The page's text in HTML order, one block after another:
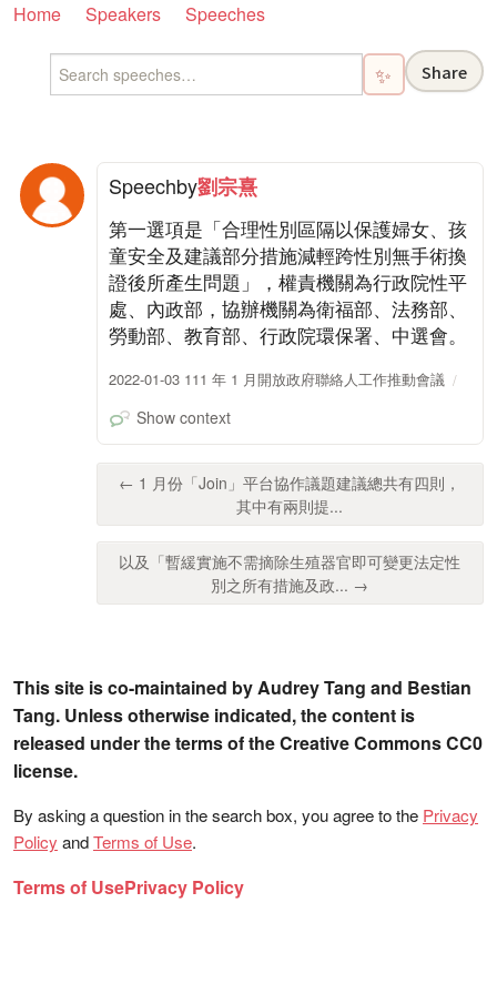
Home Speakers Speeches
✨ Share
Speechby劉宗熹
第一選項是「合理性別區隔以保護婦女、孩
童安全及建議部分措施減輕跨性別無手術換
證後所產生問題」，權責機關為行政院性平
處、內政部，協辦機關為衛福部、法務部、
勞動部、教育部、行政院環保署、中選會。
2022-01-03 111 年 1 月開放政府聯絡人工作推動會議
Show context
← 1 月份「Join」平台協作議題建議總共有四則，
其中有兩則提...
以及「暫緩實施不需摘除生殖器官即可變更法定性
別之所有措施及政... →
This site is co-maintained by Audrey Tang and Bestian
Tang. Unless otherwise indicated, the content is
released under the terms of the Creative Commons CC0
license.
By asking a question in the search box, you agree to the Privacy
Policy andTerms of Use.
Terms of UsePrivacy Policy